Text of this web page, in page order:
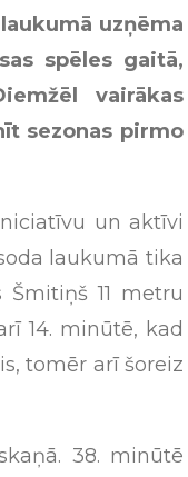
uzņēma
spēles gaitā,
vairākas
sezonas pirmo
un aktīvi
laukumā tika
11 metru
14. minūtē, kad
tomēr arī šoreiz
38. minūtē